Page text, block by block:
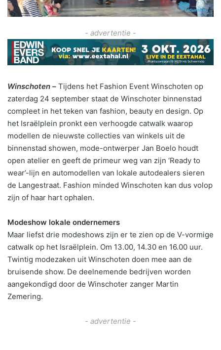
- advertentie -
Winschoten – Tijdens het Fashion Event Winschoten op
zaterdag 24 september staat de Winschoter binnenstad
compleet in het teken van fashion, beauty en design. Op
het Israëlplein pronkt een verhoogde catwalk waarop
modellen de nieuwste collecties van winkels uit de
binnenstad showen, mode-ontwerper Jan Boelo houdt
open atelier en geeft de primeur weg van zijn ‘Ready to
wear’-lijn en automodellen van lokale autodealers sieren
de Langestraat. Fashion minded Winschoten kan dus volop
zijn of haar hart ophalen.
Modeshow lokale ondernemers
Maar liefst drie modeshows zijn er te zien op de V-vormige
catwalk op het Israëlplein. Om 13.00, 14.30 en 16.00 uur.
Twintig modezaken uit Winschoten doen mee aan de
bruisende show. De deelnemende bedrijven worden
aangekondigd door de Winschoter zanger Martin
Zemering.
- advertentie -